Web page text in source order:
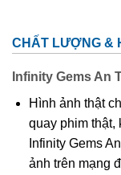
Hiện nay ở trên
địa điểm khai thác
Pakistan,… thậm
Tại Việt nam,
(tỉnh Nghệ An),
CHẤT LƯỢNG &
Infinity Gems An
Hình ảnh thật
quay phim
Infinity Gems
ảnh trên mạng